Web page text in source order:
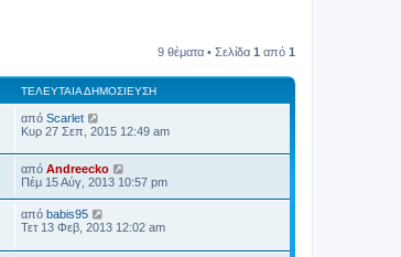
9 θέματα • Σελίδα 1 από 1
ΤΕΛΕΥΤΑΊΑ ΔΗΜΟΣΊΕΥΣΗ
από Scarlet
Κυρ 27 Σεπ, 2015 12:49 am
από Andreecko
Πέμ 15 Αύγ, 2013 10:57 pm
από babis95
Τετ 13 Φεβ, 2013 12:02 am